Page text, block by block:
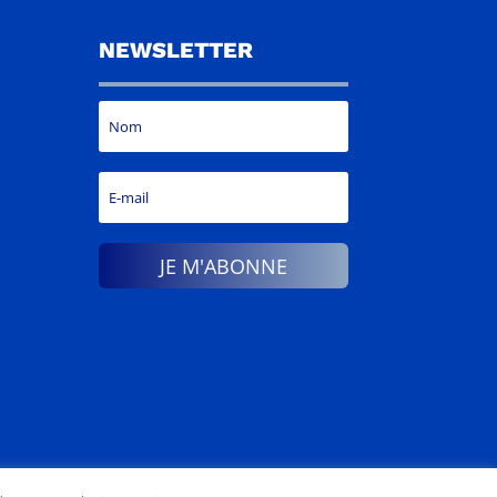
NEWSLETTER
JE M'ABONNE